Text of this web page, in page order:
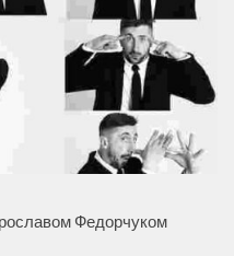
Федорчуком